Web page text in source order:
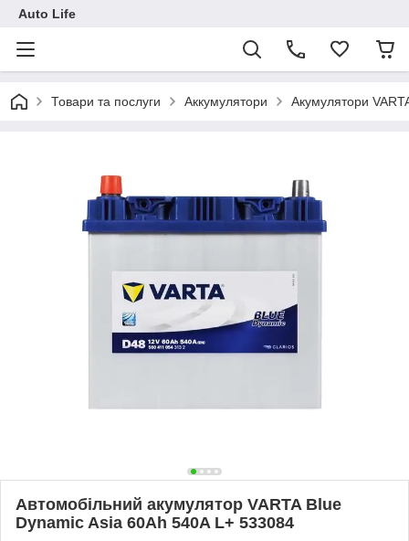
Auto Life
Товари та послуги Аккумулятори Акумулятори
Автомобільний акумулятор VARTA Blue
Dynamic Asia 60Ah 540A L+ 533084